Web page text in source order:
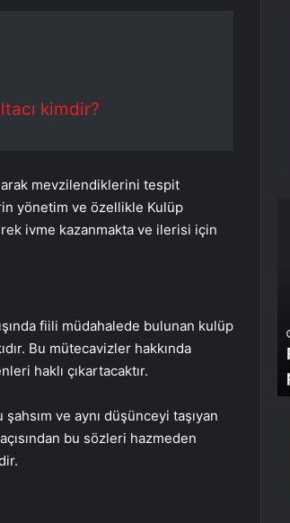
kimdir?
mevzilendiklerini tespit
yönetim ve özellikle Kulüp
ivme kazanmakta ve ilerisi için
fiili müdahalede bulunan kulüp
Bu mütecavizler hakkında
haklı çıkartacaktır.
ve aynı düşünceyi taşıyan
bu sözleri hazmeden